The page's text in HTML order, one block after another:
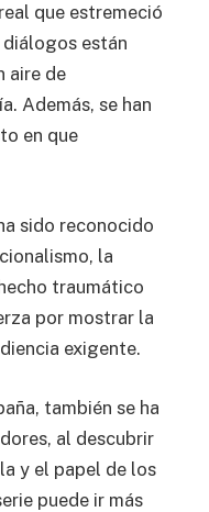
que estremeció
están
aire de
Además, se han
en que
sido reconocido
la
traumático
por mostrar la
exigente.
también se ha
al descubrir
y el papel de los
puede ir más